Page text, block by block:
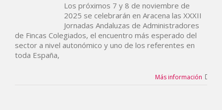
Los próximos 7 y 8 de noviembre de
2025 se celebrarán en Aracena las XXXII
Jornadas Andaluzas de Administradores
de Fincas Colegiados, el encuentro más esperado del
sector a nivel autonómico y uno de los referentes en
toda España,
Más información